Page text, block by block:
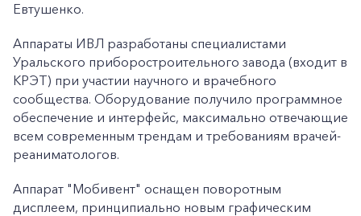
Евтушенко.
Аппараты ИВЛ разработаны специалистами
Уральского приборостроительного завода (входит в
КРЭТ) при участии научного и врачебного
сообщества. Оборудование получило программное
обеспечение и интерфейс, максимально отвечающие
всем современным трендам и требованиям врачей-
реаниматологов.
Аппарат "Мобивент" оснащен поворотным
дисплеем, принципиально новым графическим